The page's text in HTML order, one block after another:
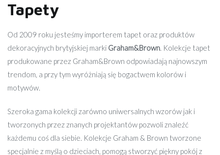
Tapety
Od 2009 roku jesteśmy importerem tapet oraz produktów
dekoracyjnych brytyjskiej marki Graham&Brown . Kolekcje tapet
produkowane przez Graham&Brown odpowiadają najnowszym
trendom, a przy tym wyróżniają się bogactwem kolorów i
motywów.
Szeroka gama kolekcji zarówno uniwersalnych wzorów jak i
tworzonych przez znanych projektantów pozwoli znaleźć
każdemu coś dla siebie. Kolekcje Graham & Brown tworzone
specjalnie z myślą o dzieciach, pomogą stworzyć piękny pokój z